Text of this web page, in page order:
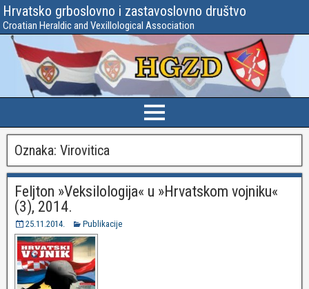
Hrvatsko grboslovno i zastavoslovno društvo
Croatian Heraldic and Vexillological Association
Oznaka: Virovitica
Feljton »Veksilologija« u »Hrvatskom vojniku«
(3), 2014.
25.11.2014. Publikacije